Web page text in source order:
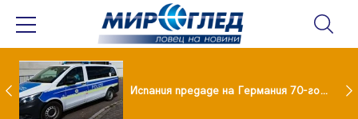
Нови пътни такси в Румъния от 31 август: Колко ще плащат камионите и колите Испания предаде на Германия 70-годишен заподозрян за банков обир